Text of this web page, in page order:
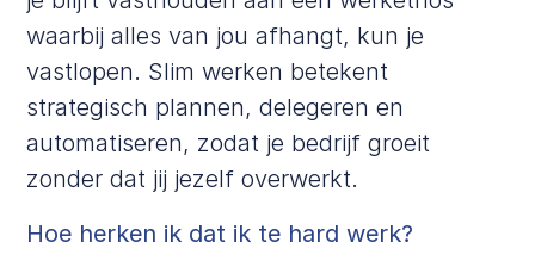
waarbij alles van jou afhangt, kun je
vastlopen. Slim werken betekent
strategisch plannen, delegeren en
automatiseren, zodat je bedrijf groeit
zonder dat jij jezelf overwerkt.
Hoe herken ik dat ik te hard werk?